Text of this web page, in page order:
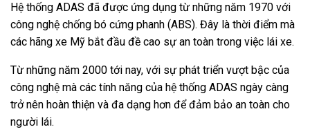
Hệ thống ADAS đã được ứng dụng từ những năm 1970 với
công nghệ chống bó cứng phanh (ABS). Đây là thời điểm mà
các hãng xe Mỹ bắt đầu đề cao sự an toàn trong việc lái xe.
Từ những năm 2000 tới nay, với sự phát triển vượt bậc của
công nghệ mà các tính năng của hệ thống ADAS ngày càng
trở nên hoàn thiện và đa dạng hơn để đảm bảo an toàn cho
người lái.